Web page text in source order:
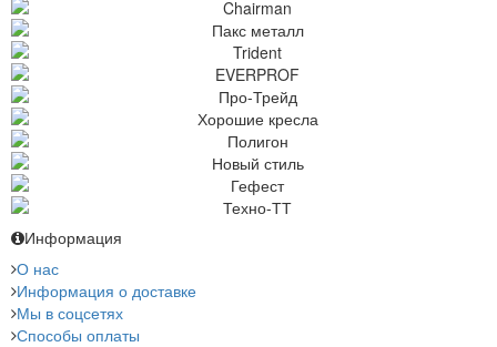
Информация
О нас
Информация о доставке
Мы в соцсетях
Способы оплаты